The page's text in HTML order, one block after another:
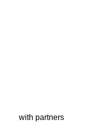
with partners